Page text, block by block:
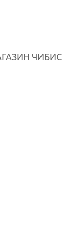
ЧИБИС